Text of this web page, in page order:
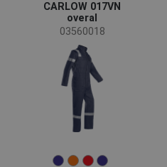
CARLOW 017VN
overal
03560018